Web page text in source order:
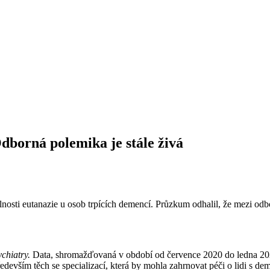
polemika je stále živá
eutanazie u osob trpících demencí. Průzkum odhalil, že mezi
Data, shromažďovaná v období od července 2020 do ledna
těch se specializací, která by mohla zahrnovat péči o lidi s